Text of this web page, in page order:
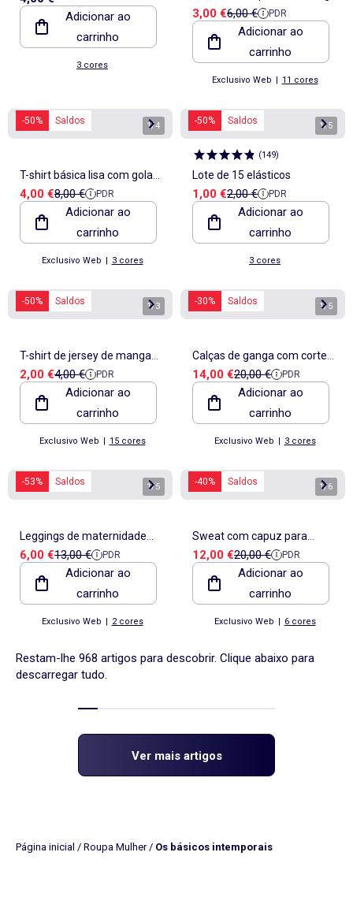
Adicionar ao
carrinho
3 cores
curta com padrão
Preço de venda
3,00 €Preço de referência
6,00 € PDR
Adicionar ao
carrinho
Exclusivo Web | 11 cores
-50% Saldos 1/4
T-shirt básica lisa com gola
em bico
Preço de venda
4,00 €Preço de referência
8,00 € PDR
Adicionar ao
carrinho
Exclusivo Web | 3 cores
-50% Saldos 1/5
(149)
Lote de 15 elásticos
Preço de venda
1,00 €Preço de referência
2,00 € PDR
Adicionar ao
carrinho
3 cores
-50% Saldos 1/3
T-shirt de jersey de manga
curta
Preço de venda
2,00 €Preço de referência
4,00 € PDR
Adicionar ao
carrinho
Exclusivo Web | 15 cores
-30% Saldos 1/5
Calças de ganga com corte
mom - L32
Preço de venda
14,00 €Preço de referência
20,00 € PDR
Adicionar ao
carrinho
Exclusivo Web | 3 cores
-53% Saldos 1/5
Leggings de maternidade
com estampado
Preço de venda
6,00 €Preço de referência
13,00 € PDR
Adicionar ao
carrinho
Exclusivo Web | 2 cores
-40% Saldos 1/6
Sweat com capuz para
amamentação
Preço de venda
12,00 €Preço de referência
20,00 € PDR
Adicionar ao
carrinho
Exclusivo Web | 6 cores
Restam-lhe 968 artigos para descobrir. Clique abaixo para
descarregar tudo.
Ver mais artigos
Página inicial / Roupa Mulher/ Os básicos intemporais